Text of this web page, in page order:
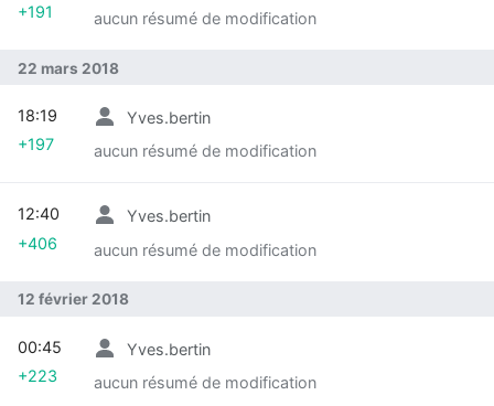
aucun résumé de modification
+191
22 mars 2018
Yves.bertin
aucun résumé de modification
18:19
+197
Yves.bertin
aucun résumé de modification
12:40
+406
12 février 2018
Yves.bertin
aucun résumé de modification
00:45
+223